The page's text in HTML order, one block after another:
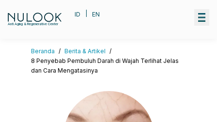
Anti Aging & Regenerative Center
ID EN
Beranda / Berita & Artikel /
8 Penyebab Pembuluh Darah di Wajah Terlihat Jelas
dan Cara Mengatasinya